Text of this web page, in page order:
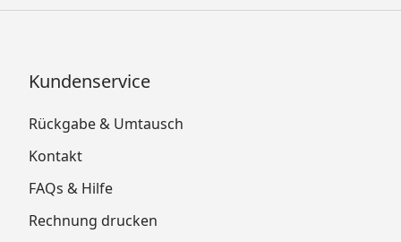
Kundenservice
Rückgabe & Umtausch
Kontakt
FAQs & Hilfe
Rechnung drucken